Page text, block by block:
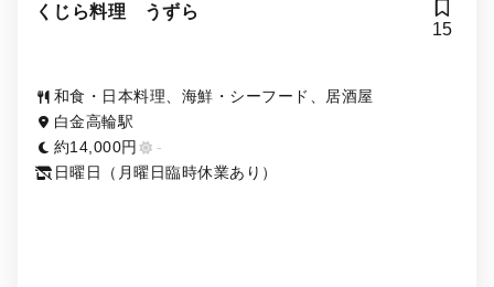
くじら料理 うずら
15
和食・日本料理、海鮮・シーフード、居酒屋
白金高輪駅
約14,000円
-
日曜日（月曜日臨時休業あり）